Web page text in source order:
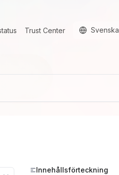
Trust Center Svenska
Innehållsförteckning